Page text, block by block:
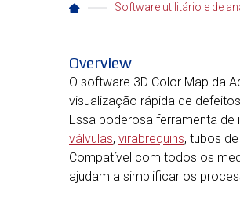
Software utilitário e de
Overview
O software 3D Color Map da
visualização rápida de
Essa poderosa ferramenta
válvulas, virabrequins, tubos
Compatível com todos os
ajudam a simplificar os